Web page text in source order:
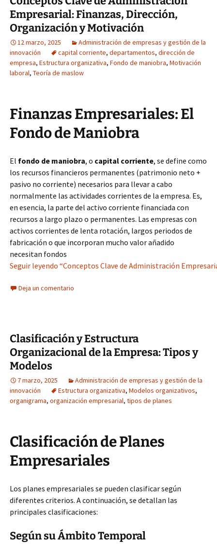
Empresarial: Finanzas, Dirección,
Organización y Motivación
12 marzo, 2025
Administración de empresas y gestión de la
innovación
capital corriente, departamentos, dirección de
empresa, Estructura organizativa, Fondo de maniobra, Motivación
laboral, Teoría de maslow
Finanzas Empresariales: El
Fondo de Maniobra
El fondo de maniobra, o capital corriente, se define como
los recursos financieros permanentes (patrimonio neto +
pasivo no corriente) necesarios para llevar a cabo
normalmente las actividades corrientes de la empresa. Es,
en esencia, la parte del activo corriente financiada con
recursos a largo plazo o permanentes. Las empresas con
activos corrientes de lenta rotación, largos periodos de
fabricación o que incorporan mucho valor añadido
necesitan fondos
Seguir leyendo “Conceptos Clave de Administración
Deja un comentario
Clasificación y Estructura
Organizacional de la Empresa: Tipos y
Modelos
7 marzo, 2025
Administración de empresas y gestión de la
innovación
Estructura organizativa, Modelos organizativos,
organigrama, organización empresarial, tipos de planes
Clasificación de Planes
Empresariales
Los planes empresariales se pueden clasificar según
diferentes criterios. A continuación, se detallan las
principales clasificaciones:
Según su Ámbito Temporal